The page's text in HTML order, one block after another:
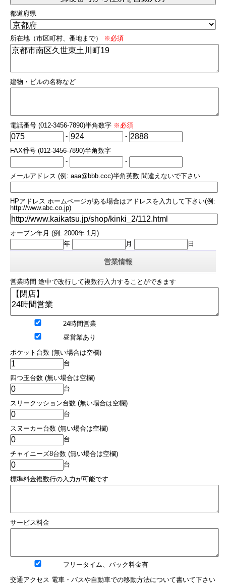
都道府県
所在地（市区町村、番地まで） ※必須
建物・ビルの名称など
電話番号 (012-3456-7890)半角数字 ※必須
-
-
FAX番号 (012-3456-7890)半角数字
-
-
メールアドレス (例: aaa@bbb.ccc)半角英数 間違えないで下さい
HPアドレス ホームページがある場合はアドレスを入力して下さい(例:
http://www.abc.co.jp)
オープン年月 (例: 2000年 1月)
年
月 日
営業情報
営業時間 途中で改行して複数行入力することができます
24時間営業
昼営業あり
ポケット台数 (無い場合は空欄)
台
四つ玉台数 (無い場合は空欄)
台
スリークッション台数 (無い場合は空欄)
台
スヌーカー台数 (無い場合は空欄)
台
チャイニーズ8台数 (無い場合は空欄)
台
標準料金複数行の入力が可能です
サービス料金
フリータイム、パック料金有
交通アクセス 電車・バスや自動車での移動方法について書いて下さい